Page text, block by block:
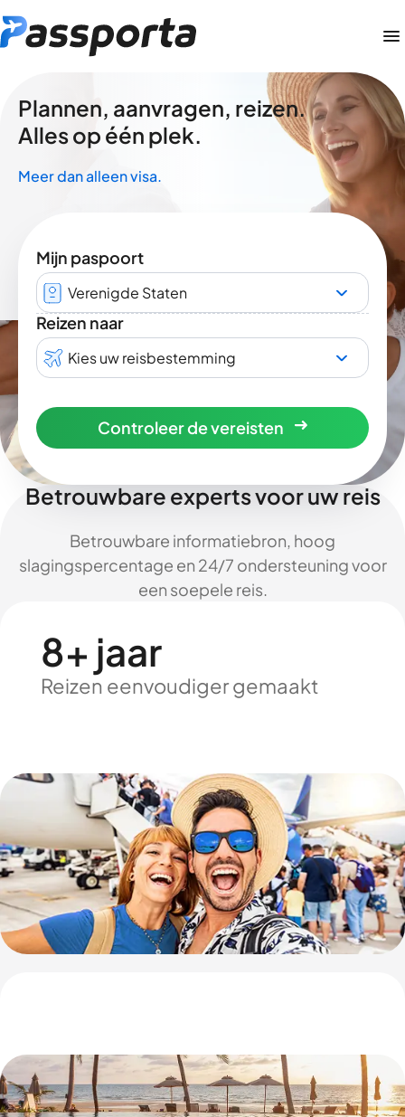
Plannen, aanvragen, reizen.
Alles op één plek.
Meer dan alleen visa.
Mijn paspoort
Verenigde Staten
Reizen naar
Kies uw reisbestemming
Controleer de vereisten
Betrouwbare experts voor uw reis
Betrouwbare informatiebron, hoog
slagingspercentage en 24/7 ondersteuning voor
een soepele reis.
8+ jaar
Reizen eenvoudiger gemaakt